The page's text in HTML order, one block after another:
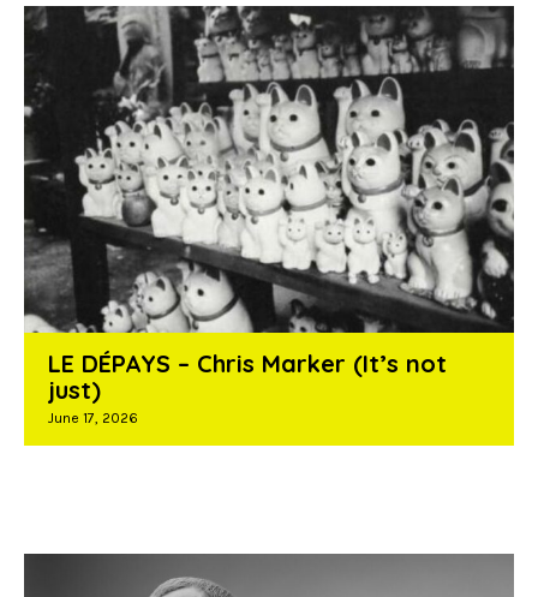
LE DÉPAYS – Chris Marker (It’s not
just)
June 17, 2026